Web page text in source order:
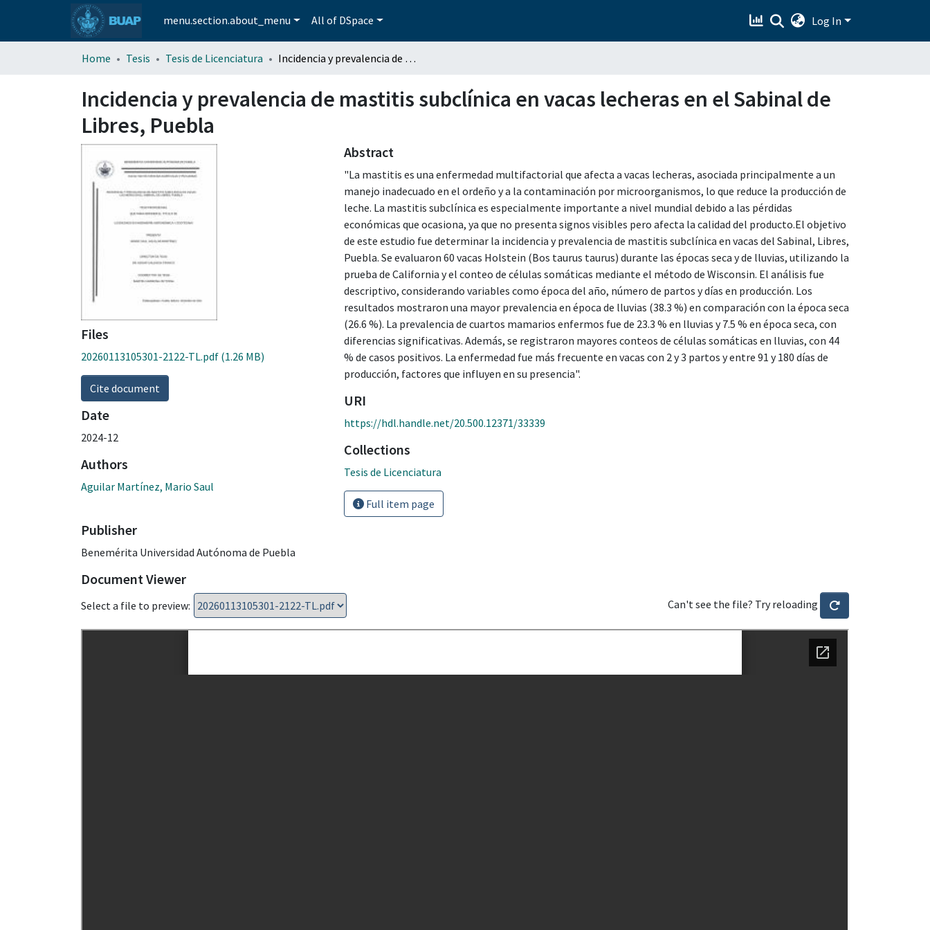
menu.section.about_menu All of DSpace Log In
Home Tesis Tesis de Licenciatura Incidencia y prevalencia de mastitis subclínica en vacas lecheras en el Sabinal de Libres, Puebla
Incidencia y prevalencia de mastitis subclínica en vacas lecheras en el Sabinal de
Libres, Puebla
Files
20260113105301-2122-TL.pdf (1.26 MB)
Cite document
Date
2024-12
Authors
Aguilar Martínez, Mario Saul
Publisher
Benemérita Universidad Autónoma de Puebla
Abstract
"La mastitis es una enfermedad multifactorial que afecta a vacas lecheras, asociada principalmente a un
manejo inadecuado en el ordeño y a la contaminación por microorganismos, lo que reduce la producción de
leche. La mastitis subclínica es especialmente importante a nivel mundial debido a las pérdidas
económicas que ocasiona, ya que no presenta signos visibles pero afecta la calidad del producto.El objetivo
de este estudio fue determinar la incidencia y prevalencia de mastitis subclínica en vacas del Sabinal, Libres,
Puebla. Se evaluaron 60 vacas Holstein (Bos taurus taurus) durante las épocas seca y de lluvias, utilizando la
prueba de California y el conteo de células somáticas mediante el método de Wisconsin. El análisis fue
descriptivo, considerando variables como época del año, número de partos y días en producción. Los
resultados mostraron una mayor prevalencia en época de lluvias (38.3 %) en comparación con la época seca
(26.6 %). La prevalencia de cuartos mamarios enfermos fue de 23.3 % en lluvias y 7.5 % en época seca, con
diferencias significativas. Además, se registraron mayores conteos de células somáticas en lluvias, con 44
% de casos positivos. La enfermedad fue más frecuente en vacas con 2 y 3 partos y entre 91 y 180 días de
producción, factores que influyen en su presencia".
URI
https://hdl.handle.net/20.500.12371/33339
Collections
Tesis de Licenciatura
Full item page
Document Viewer
Select a file to preview: Can't see the file? Try reloading